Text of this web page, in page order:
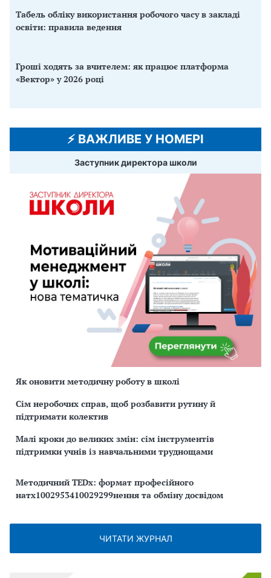
Табель обліку використання робочого часу в закладі
освіти: правила ведення
Гроші ходять за вчителем: як працює платформа
«Вектор» у 2026 році
⚡️ ВАЖЛИВЕ У НОМЕРІ
Заступник директора школи
Як оновити методичну роботу в школі
Сім неробочих справ, щоб розбавити рутину й
підтримати колектив
Малі кроки до великих змін: сім інструментів
підтримки учнів із навчальними труднощами
Методичний TEDx: формат професійного
натх1002953410029299нення та обміну досвідом
ЧИТАТИ ЖУРНАЛ